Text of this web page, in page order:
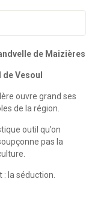
de Maizières
Vesoul
ouvre grand ses
de la région.
outil qu’on
pas la
la séduction.